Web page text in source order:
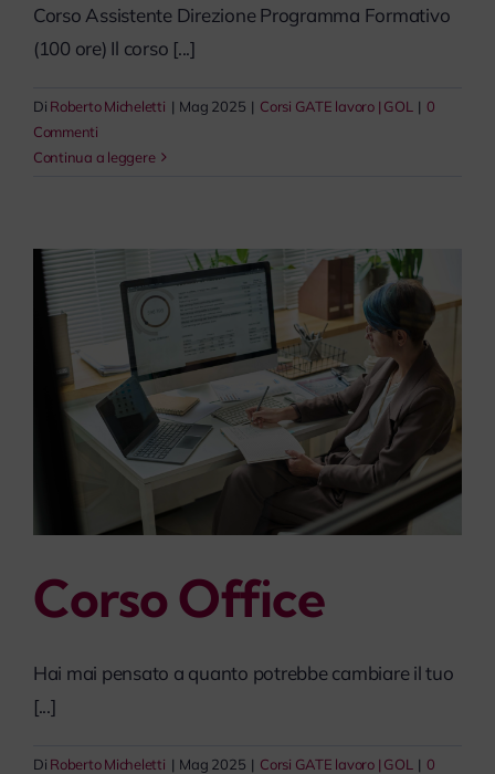
Corso Assistente Direzione Programma Formativo
(100 ore) Il corso [...]
Di Roberto Micheletti | Mag 2025 | Corsi GATE lavoro | GOL | 0
Commenti
Continua a leggere
Corso Office
Hai mai pensato a quanto potrebbe cambiare il tuo
[...]
Di Roberto Micheletti | Mag 2025 | Corsi GATE lavoro | GOL | 0